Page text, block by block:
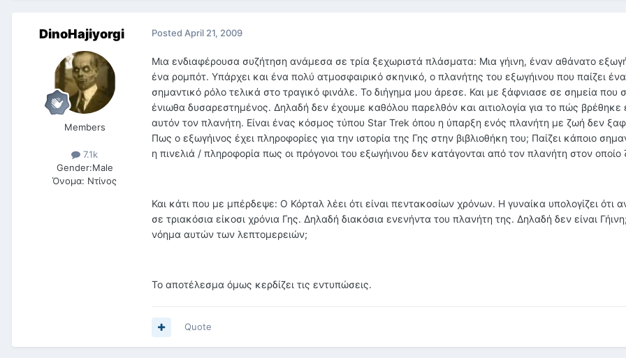
DinoHajiyorgi
Members
7.1k
Gender:Male
Όνομα: Ντίνος
Posted April 21, 2009
Μια ενδιαφέρουσα συζήτηση ανάμεσα σε τρία ξεχωριστά πλάσματα: Μια γήινη, έναν αθάνατο
ένα ρομπότ. Υπάρχει και ένα πολύ ατμοσφαιρικό σκηνικό, ο πλανήτης του εξωγήινου που παίζει
σημαντικό ρόλο τελικά στο τραγικό φινάλε. Το διήγημα μου άρεσε. Και με ξάφνιασε σε σημεία που
ένιωθα δυσαρεστημένος. Δηλαδή δεν έχουμε καθόλου παρελθόν και αιτιολογία για το πώς βρέθηκε
αυτόν τον πλανήτη. Είναι ένας κόσμος τύπου Star Trek όπου η ύπαρξη ενός πλανήτη με ζωή δεν
Πως ο εξωγήινος έχει πληροφορίες για την ιστορία της Γης στην βιβλιοθήκη του; Παίζει κάποιο
η πινελιά / πληροφορία πως οι πρόγονοι του εξωγήινου δεν κατάγονται από τον πλανήτη στον οποίο
Και κάτι που με μπέρδεψε: Ο Κόρταλ λέει ότι είναι πεντακοσίων χρόνων. Η γυναίκα υπολογίζει ότι
σε τριακόσια είκοσι χρόνια Γης. Δηλαδή διακόσια ενενήντα του πλανήτη της. Δηλαδή δεν είναι
νόημα αυτών των λεπτομερειών;
Το αποτέλεσμα όμως κερδίζει τις εντυπώσεις.
Quote